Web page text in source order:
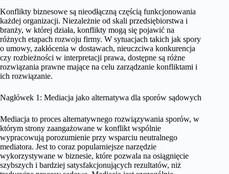
Konflikty biznesowe są nieodłączną częścią funkcjonowania
każdej organizacji. Niezależnie od skali przedsiębiorstwa i
branży, w której działa, konflikty mogą się pojawić na
różnych etapach rozwoju firmy. W sytuacjach takich jak spory
o umowy, zakłócenia w dostawach, nieuczciwa konkurencja
czy rozbieżności w interpretacji prawa, dostępne są różne
rozwiązania prawne mające na celu zarządzanie konfliktami i
ich rozwiązanie.
Nagłówek 1: Mediacja jako alternatywa dla sporów sądowych
Mediacja to proces alternatywnego rozwiązywania sporów, w
którym strony zaangażowane w konflikt wspólnie
wypracowują porozumienie przy wsparciu neutralnego
mediatora. Jest to coraz popularniejsze narzędzie
wykorzystywane w biznesie, które pozwala na osiągnięcie
szybszych i bardziej satysfakcjonujących rezultatów, niż